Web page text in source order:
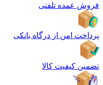
فروش عمده تلفنی
پرداخت امن از درگاه بانکی
تضمین کیفیت کالا